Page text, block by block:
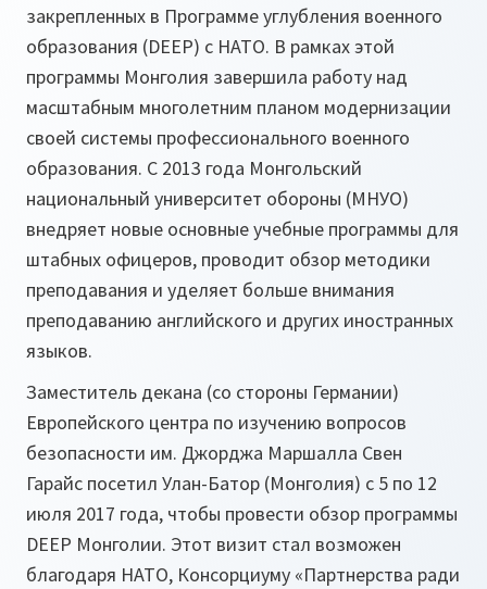
закрепленных в Программе углубления военного
образования (DEEP) с НАТО. В рамках этой
программы Монголия завершила работу над
масштабным многолетним планом модернизации
своей системы профессионального военного
образования. С 2013 года Монгольский
национальный университет обороны (МНУО)
внедряет новые основные учебные программы для
штабных офицеров, проводит обзор методики
преподавания и уделяет больше внимания
преподаванию английского и других иностранных
языков.
Заместитель декана (со стороны Германии)
Европейского центра по изучению вопросов
безопасности им. Джорджа Маршалла Свен
Гарайс посетил Улан-Батор (Монголия) с 5 по 12
июля 2017 года, чтобы провести обзор программы
DEEP Монголии. Этот визит стал возможен
благодаря НАТО, Консорциуму «Партнерства ради